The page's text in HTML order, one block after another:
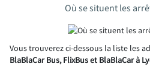
Où se situent les
Vous trouverez ci-dessous la liste les
BlaBlaCar Bus, FlixBus et BlaBlaCar à